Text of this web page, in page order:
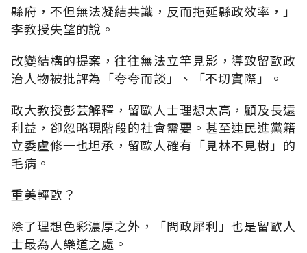
縣府，不但無法凝結共識，反而拖延縣政效率，」
李教授失望的說。
改變結構的提案，往往無法立竿見影，導致留歐政
治人物被批評為「夸夸而談」、「不切實際」。
政大教授彭芸解釋，留歐人士理想太高，顧及長遠
利益，卻忽略現階段的社會需要。甚至連民進黨籍
立委盧修一也坦承，留歐人確有「見林不見樹」的
毛病。
重美輕歐？
除了理想色彩濃厚之外，「問政犀利」也是留歐人
士最為人樂道之處。